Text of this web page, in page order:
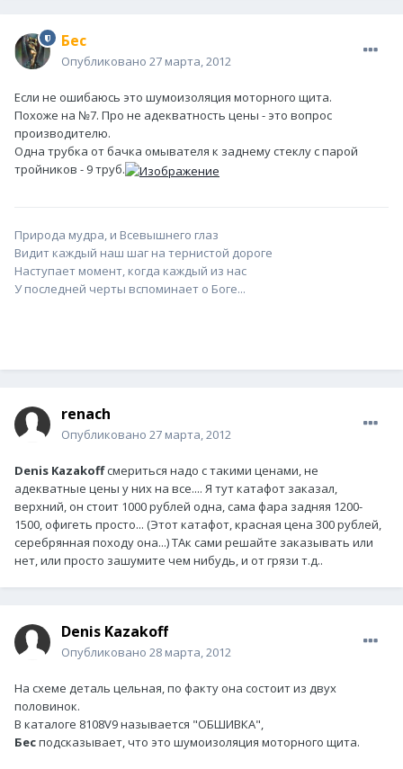
Бес
Опубликовано 27 марта, 2012
Если не ошибаюсь это шумоизоляция моторного щита.
Похоже на №7. Про не адекватность цены - это вопрос
производителю.
Одна трубка от бачка омывателя к заднему стеклу с парой
тройников - 9 труб.
Природа мудра, и Всевышнего глаз
Видит каждый наш шаг на тернистой дороге
Наступает момент, когда каждый из нас
У последней черты вспоминает о Боге...
renach
Опубликовано 27 марта, 2012
Denis Kazakoffсмериться надо с такими ценами, не
адекватные цены у них на все.... Я тут катафот заказал,
верхний, он стоит 1000 рублей одна, сама фара задняя 1200-
1500, офигеть просто... (Этот катафот, красная цена 300 рублей,
серебрянная походу она...) ТАк сами решайте заказывать или
нет, или просто зашумите чем нибудь, и от грязи т.д..
Denis Kazakoff
Опубликовано 28 марта, 2012
На схеме деталь цельная, по факту она состоит из двух
половинок.
В каталоге 8108V9 называется "ОБШИВКА",
Бесподсказывает, что это шумоизоляция моторного щита.